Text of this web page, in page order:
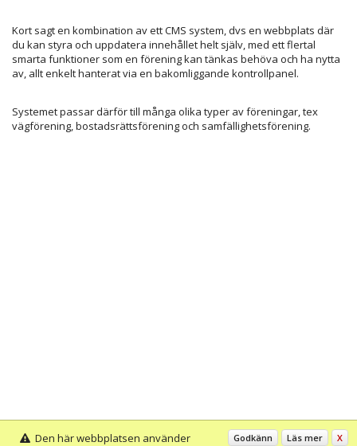
Kort sagt en kombination av ett CMS system, dvs en webbplats där
du kan styra och uppdatera innehållet helt själv, med ett flertal
smarta funktioner som en förening kan tänkas behöva och ha nytta
av, allt enkelt hanterat via en bakomliggande kontrollpanel.
Systemet passar därför till många olika typer av föreningar, tex
vägförening, bostadsrättsförening och samfällighetsförening.
Godkänn Läs mer X
Den här webbplatsen använder